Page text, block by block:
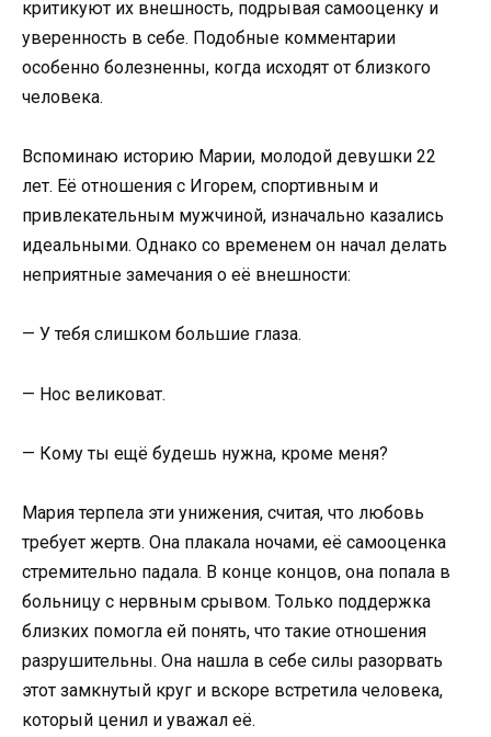
критикуют их внешность, подрывая самооценку и
уверенность в себе. Подобные комментарии
особенно болезненны, когда исходят от близкого
человека.​
Вспоминаю историю Марии, молодой девушки 22
лет. Её отношения с Игорем, спортивным и
привлекательным мужчиной, изначально казались
идеальными. Однако со временем он начал делать
неприятные замечания о её внешности:​
— У тебя слишком большие глаза.​
— Нос великоват.​
— Кому ты ещё будешь нужна, кроме меня?​
Мария терпела эти унижения, считая, что любовь
требует жертв. Она плакала ночами, её самооценка
стремительно падала. В конце концов, она попала в
больницу с нервным срывом. Только поддержка
близких помогла ей понять, что такие отношения
разрушительны. Она нашла в себе силы разорвать
этот замкнутый круг и вскоре встретила человека,
который ценил и уважал её.​